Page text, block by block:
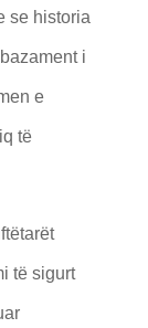
se historia
i
e
të
të sigurt